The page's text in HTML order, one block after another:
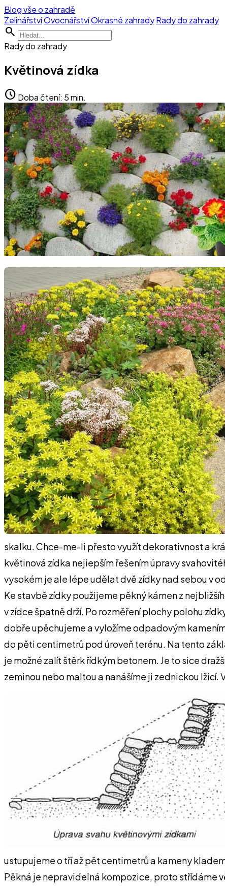
Blog vše o zahradě
ZelinářstvíOvocnářstvíOkrasné zahradyRady do zahrady
search
Rady do zahrady
Květinová zídka
schedule Doba čtení: 5 min.
skalku. Chce-me-li přesto využít dekorativnost a
květinová zídka nejiepším řešením úpravy
vysokém je ale lépe udělat dvě zídky nad sebou v
Ke stavbě zídky použijeme pěkný kámen z
v zídce špatně drží. Po rozměření plochy polohu
dobře upěchujeme a vyložíme odpadovým
do pěti centimetrů pod úroveň terénu. Na tento
je možné zalít štěrk řídkým betonem. Je to sice
zeminou nebo maltou a nanášíme ji zednickou
ustupujeme o tří až pět centimetrů a kameny
Pěkná je nepravidelná kompozice, proto střídáme